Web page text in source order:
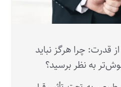
قدرت: چرا هرگز نباید
به نظر برسید؟